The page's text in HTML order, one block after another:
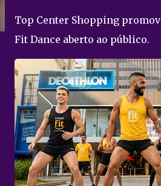
Top Center Shopping
Fit Dance aberto ao público.